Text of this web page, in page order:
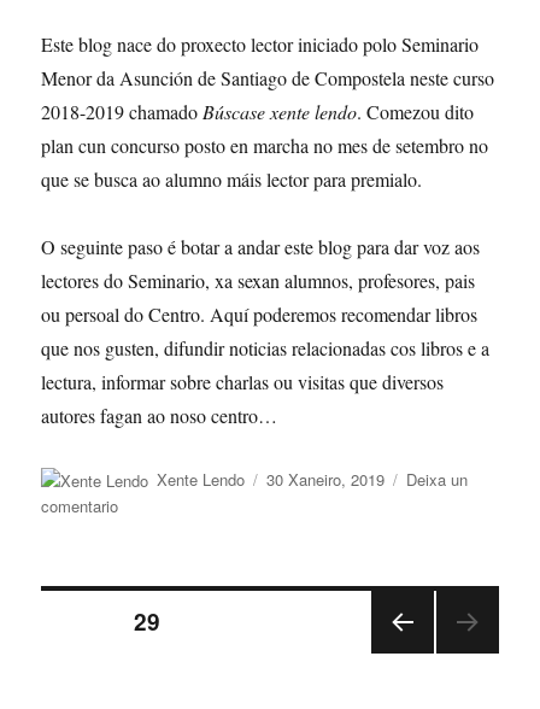
Este blog nace do proxecto lector iniciado polo Seminario
Menor da Asunción de Santiago de Compostela neste curso
2018-2019 chamado Búscase xente lendo. Comezou dito
plan cun concurso posto en marcha no mes de setembro no
que se busca ao alumno máis lector para premialo.
O seguinte paso é botar a andar este blog para dar voz aos
lectores do Seminario, xa sexan alumnos, profesores, pais
ou persoal do Centro. Aquí poderemos recomendar libros
que nos gusten, difundir noticias relacionadas cos libros e a
lectura, informar sobre charlas ou visitas que diversos
autores fagan ao noso centro…
Autor
Xente Lendo
Publicado
30 Xaneiro, 2019
Deixa un
comentarioen
xente
Navegación
PÁXINA29